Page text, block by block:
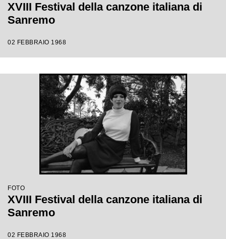
XVIII Festival della canzone italiana di
Sanremo
02 FEBBRAIO 1968
FOTO
XVIII Festival della canzone italiana di
Sanremo
02 FEBBRAIO 1968